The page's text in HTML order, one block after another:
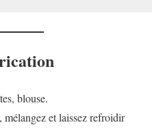
blouse.
, mélangez et laissez refroidir